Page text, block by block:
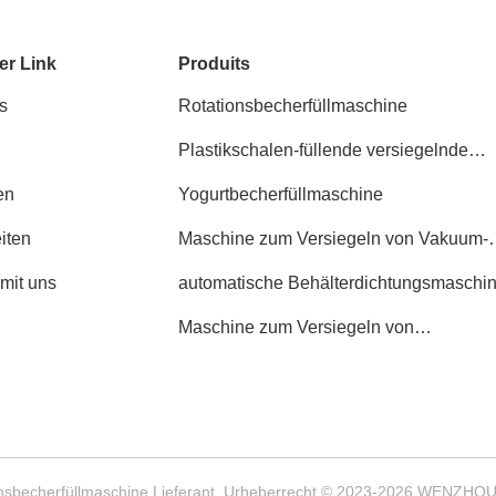
Link
uns
Produits
Rotationsbecherfüllmaschine
Plastikschalen-füllende versiegelnde
Yogurtbecherfüllmaschine
Maschine zum Versiegeln von Vakuum-
automatische
Maschine zum Versiegeln von
Lieferant. Urheberrecht © 2023-2026